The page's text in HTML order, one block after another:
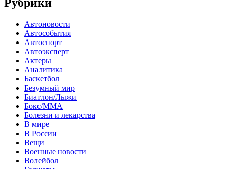
Автоновости
Автособытия
Автоспорт
Автоэксперт
Актеры
Аналитика
Баскетбол
Безумный мир
Биатлон/Лыжи
Бокс/MMA
Болезни и лекарства
В мире
В России
Вещи
Военные новости
Волейбол